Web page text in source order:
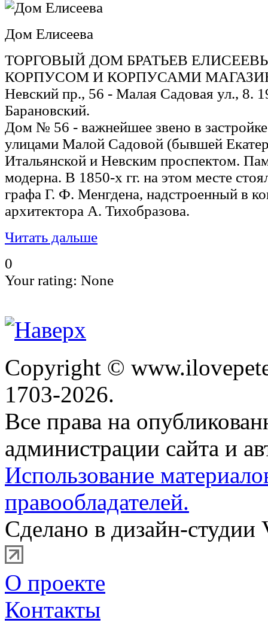
Дом Елисеева
ТОРГОВЫЙ ДОМ БРАТЬЕВ
КОРПУСОМ И КОРПУСАМИ
Невский пр., 56 - Малая Садовая ул., 8.
Барановский.
Дом № 56 - важнейшее звено в застройке
улицами Малой Садовой (бывшей
Итальянской и Невским проспектом.
модерна. В 1850-х гг. на этом месте
графа Г. Ф. Менгдена, надстроенный в
архитектора А. Тихобразова.
Читать дальше
0
Your rating: None
Copyright ©
1703-2026.
Все права на
администрации сайта и
Использование
правообладателей.
Сделано в дизайн-студии
О проекте
Контакты